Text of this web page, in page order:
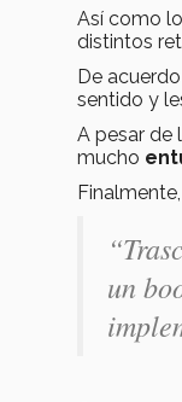
Así como
distintos
De
sentido y
A pesar de
mucho
un